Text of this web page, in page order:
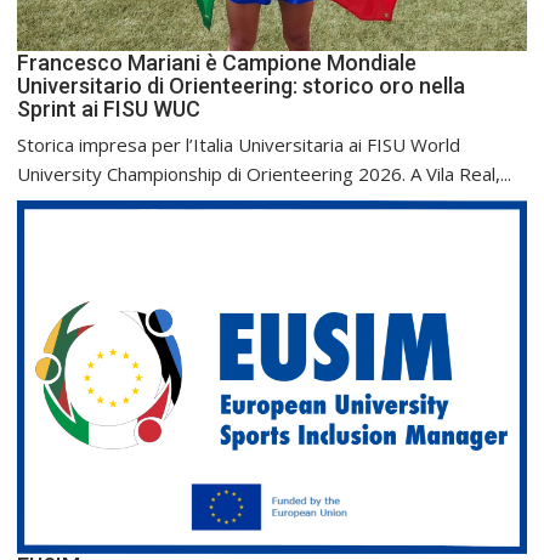
Francesco Mariani è Campione Mondiale
Universitario di Orienteering: storico oro nella
Sprint ai FISU WUC
Storica impresa per l’Italia Universitaria ai FISU World
University Championship di Orienteering 2026. A Vila Real,...